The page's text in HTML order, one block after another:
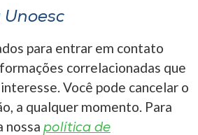
para entrar em contato
correlacionadas que
Você pode cancelar o
a qualquer momento. Para
nossa política de